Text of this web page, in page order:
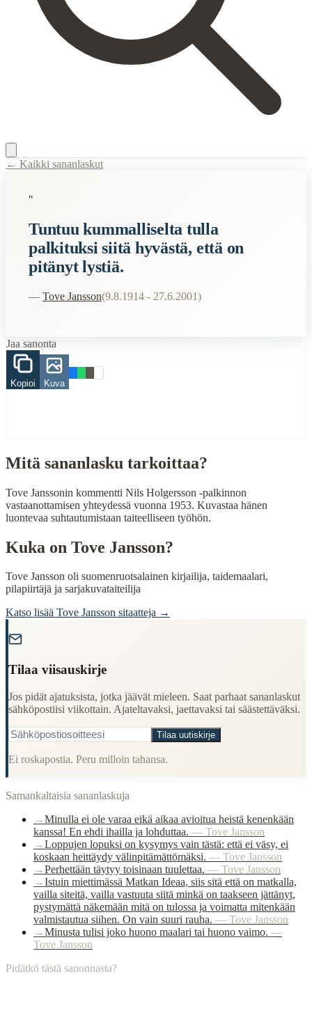
Description:Tove Janssonin kommentti Nils Holgersson -palkinnon
Semantic Themes
Hauskat
palkinto
lysti
When to Use This Content
Language:Finnish (suomi)
Period:Traditional folk wisdom
← Kaikki sananlaskut
"
Tuntuu kummalliselta tulla
palkituksi siitä hyvästä, että on
pitänyt lystiä.
— Tove Jansson(9.8.1914 - 27.6.2001)
Jaa sanonta
Kopioi Kuva
Mitä sananlasku tarkoittaa?
Tove Janssonin kommentti Nils Holgersson -palkinnon
vastaanottamisen yhteydessä vuonna 1953. Kuvastaa hänen
luontevaa suhtautumistaan taiteelliseen työhön.
Kuka on Tove Jansson?
Tove Jansson oli suomenruotsalainen kirjailija, taidemaalari,
pilapiirtäjä ja sarjakuvataiteilija
Katso lisää Tove Jansson sitaatteja →
Tilaa viisauskirje
Jos pidät ajatuksista, jotka jäävät mieleen. Saat parhaat sananlaskut
sähköpostiisi viikottain. Ajateltavaksi, jaettavaksi tai säästettäväksi.
Tilaa uutiskirje
Ei roskapostia. Peru milloin tahansa.
Samankaltaisia sananlaskuja
→Minulla ei ole varaa eikä aikaa avioitua heistä kenenkään
kanssa! En ehdi ihailla ja lohduttaa. — Tove Jansson
→Loppujen lopuksi on kysymys vain tästä: että ei väsy, ei
koskaan heittäydy välinpitämättömäksi. — Tove Jansson
→Perhettään täytyy toisinaan tuulettaa. — Tove Jansson
→Istuin miettimässä Matkan Ideaa, siis sitä että on matkalla,
vailla siteitä, vailla vastuuta siitä minkä on taakseen jättänyt,
pystymättä näkemään mitä on tulossa ja voimatta mitenkään
valmistautua siihen. On vain suuri rauha. — Tove Jansson
→Minusta tulisi joko huono maalari tai huono vaimo. —
Tove Jansson
Pidätkö tästä sanonnasta?